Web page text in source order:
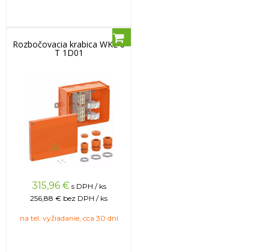
Rozbočovacia krabica WKE 6
T 1D01
315,96 € s DPH / ks
256,88 € bez DPH / ks
na tel. vyžiadanie, cca 30 dní